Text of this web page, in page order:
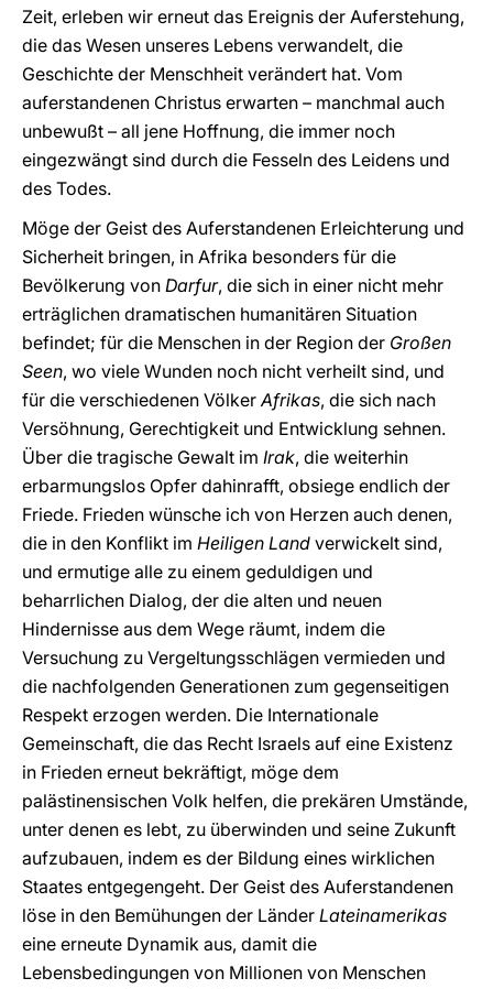
Zeit, erleben wir erneut das Ereignis der Auferstehung,
die das Wesen unseres Lebens verwandelt, die
Geschichte der Menschheit verändert hat. Vom
auferstandenen Christus erwarten – manchmal auch
unbewußt – all jene Hoffnung, die immer noch
eingezwängt sind durch die Fesseln des Leidens und
des Todes.
Möge der Geist des Auferstandenen Erleichterung und
Sicherheit bringen, in Afrika besonders für die
Bevölkerung von Darfur, die sich in einer nicht mehr
erträglichen dramatischen humanitären Situation
befindet; für die Menschen in der Region der Großen
Seen, wo viele Wunden noch nicht verheilt sind, und
für die verschiedenen VölkerAfrikas, die sich nach
Versöhnung, Gerechtigkeit und Entwicklung sehnen.
Über die tragische Gewalt im Irak, die weiterhin
erbarmungslos Opfer dahinrafft, obsiege endlich der
Friede. Frieden wünsche ich von Herzen auch denen,
die in den Konflikt im Heiligen Land verwickelt sind,
und ermutige alle zu einem geduldigen und
beharrlichen Dialog, der die alten und neuen
Hindernisse aus dem Wege räumt, indem die
Versuchung zu Vergeltungsschlägen vermieden und
die nachfolgenden Generationen zum gegenseitigen
Respekt erzogen werden. Die Internationale
Gemeinschaft, die das Recht Israels auf eine Existenz
in Frieden erneut bekräftigt, möge dem
palästinensischen Volk helfen, die prekären Umstände,
unter denen es lebt, zu überwinden und seine Zukunft
aufzubauen, indem es der Bildung eines wirklichen
Staates entgegengeht. Der Geist des Auferstandenen
löse in den Bemühungen der Länder Lateinamerikas
eine erneute Dynamik aus, damit die
Lebensbedingungen von Millionen von Menschen